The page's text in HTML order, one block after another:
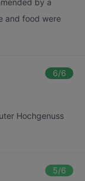
by a
and food were
6/6
Hochgenuss
5/6